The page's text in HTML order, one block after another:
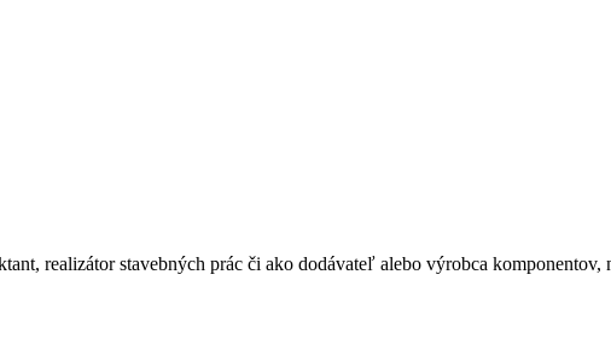
realizátor stavebných prác či ako dodávateľ alebo výrobca komponentov,